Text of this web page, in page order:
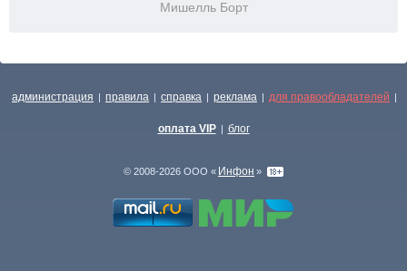
Мишелль Борт
администрация | правила | справка | реклама | для правообладателей |
оплата VIP | блог
© 2008-2026 ООО « Инфон »